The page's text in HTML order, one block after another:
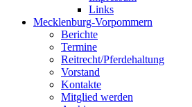
Links
Mecklenburg-Vorpommern
Berichte
Termine
Reitrecht/Pferdehaltung
Vorstand
Kontakte
Mitglied werden